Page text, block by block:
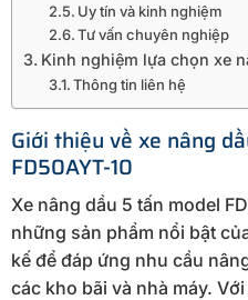
Uy tín và kinh nghiệm
Tư vấn chuyên nghiệp
Kinh nghiệm lựa chọn xe
Thông tin liên hệ
Giới thiệu về xe nâng
FD50AYT-10
Xe nâng dầu 5 tấn model
những sản phẩm nổi bật
kế để đáp ứng nhu cầu
các kho bãi và nhà máy.